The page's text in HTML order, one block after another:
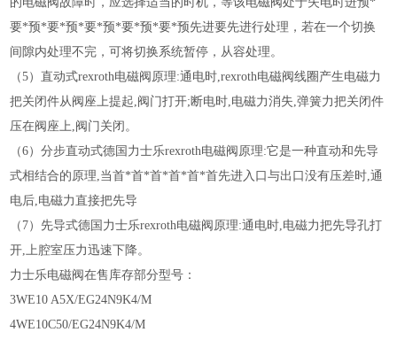
要*预*要*预*要*预*要*预*要*预先进要先进行处理，若在一个切换
间隙内处理不完，可将切换系统暂停，从容处理。
（5）直动式rexroth电磁阀原理:通 电时,rexroth电磁阀线圈产生电磁力
把关闭件从阀座上提起,阀门打开;断电时,电磁力消失,弹簧力把关闭件
压在阀座上,阀门关闭。
（6）分步直动式德国力士乐rexroth电磁阀原理:它是一种直动和先导
式相结合的原理,当首*首*首*首*首*首先进入口与出口没有压差时,通
电后,电磁力直接把先导
（7）先导式德国力士乐rexroth电磁阀原理:通电时,电磁力把先导孔打
开,上腔室压力迅速下降。
力士乐电磁阀在售库存部分型号：
3WE10 A5X/EG24N9K4/M
4WE10C50/EG24N9K4/M